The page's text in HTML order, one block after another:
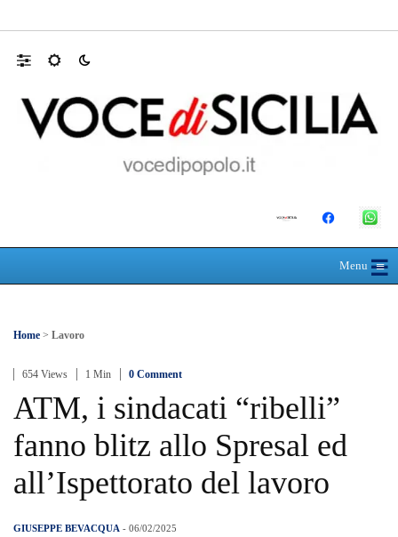
Menu≡
☰
Home > Lavoro
654 Views 1 Min 0 Comment
ATM, i sindacati “ribelli”
fanno blitz allo Spresal ed
all’Ispettorato del lavoro
GIUSEPPE BEVACQUA - 06/02/2025